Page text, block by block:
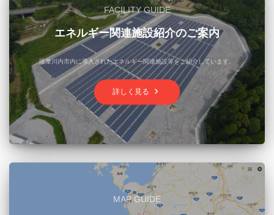
FACILITY GUIDE
エネルギー関連施設紹介のご案内
薩摩川内市内に導入されたエネルギー関連施設等をご紹介しています。
詳しく見る keyboard_arrow_right
MAP GUIDE